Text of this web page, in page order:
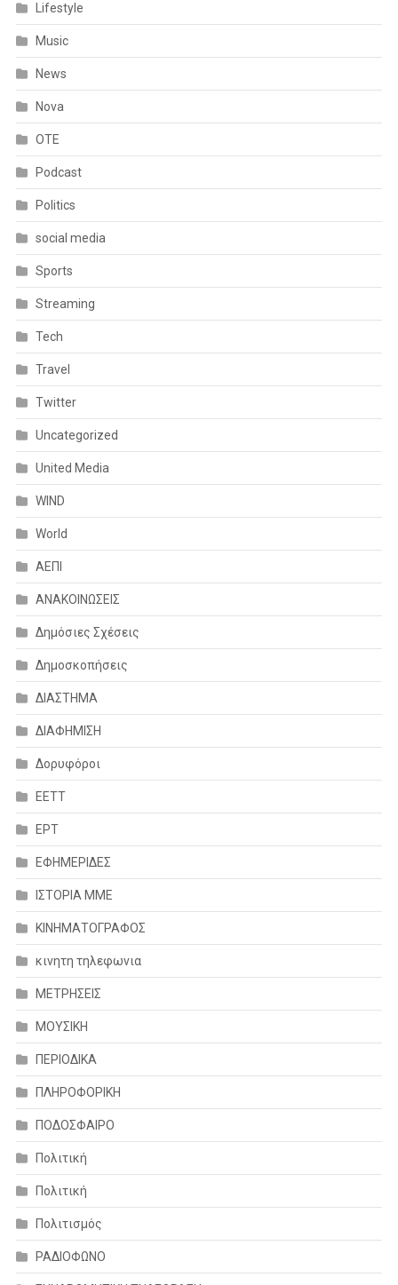
Lifestyle
Music
News
Nova
OTE
Podcast
Politics
social media
Sports
Streaming
Tech
Travel
Twitter
Uncategorized
United Media
WIND
World
ΑΕΠΙ
ΑΝΑΚΟΙΝΩΣΕΙΣ
Δημόσιες Σχέσεις
Δημοσκοπήσεις
ΔΙΑΣΤΗΜΑ
ΔΙΑΦΗΜΙΣΗ
Δορυφόροι
ΕΕΤΤ
ΕΡΤ
ΕΦΗΜΕΡΙΔΕΣ
ΙΣΤΟΡΙΑ ΜΜΕ
ΚΙΝΗΜΑΤΟΓΡΑΦΟΣ
κινητη τηλεφωνια
ΜΕΤΡΗΣΕΙΣ
ΜΟΥΣΙΚΗ
ΠΕΡΙΟΔΙΚΑ
ΠΛΗΡΟΦΟΡΙΚΗ
ΠΟΔΟΣΦΑΙΡΟ
Πολιτική
Πολιτική
Πολιτισμός
ΡΑΔΙΟΦΩΝΟ